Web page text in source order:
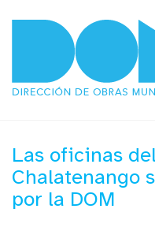
Las oficinas
Chalatenango
por la DOM